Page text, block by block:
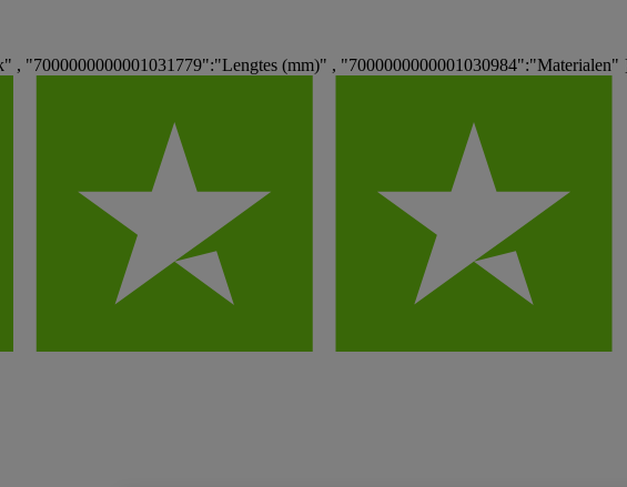
, "7000000000001031779":"Lengtes (mm)" , "7000000000001030984":"Materialen"